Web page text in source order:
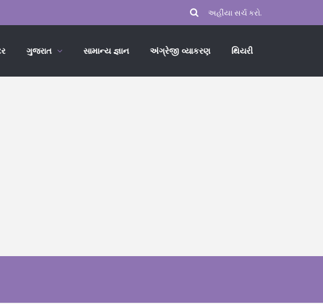
ગુજરાત સામાન્ય જ્ઞાન અંગ્રેજી વ્યાકરણ થિયરી